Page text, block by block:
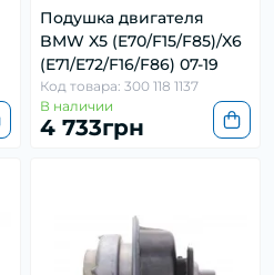
Подушка двигателя
BMW X5 (E70/F15/F85)/X6
(E71/E72/F16/F86) 07-19
Код товара: 300 118 1137
В наличии
4 733грн